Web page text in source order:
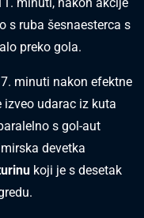
s ruba šesnaesterca s
preko gola.
minuti nakon efektne
izveo udarac iz kuta
s gol-aut
devetka
koji je s desetak